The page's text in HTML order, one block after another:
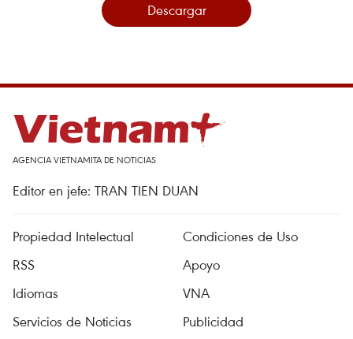
Descargar
AGENCIA VIETNAMITA DE NOTICIAS
Editor en jefe: TRAN TIEN DUAN
Propiedad Intelectual
Condiciones de Uso
RSS
Apoyo
Idiomas
VNA
Servicios de Noticias
Publicidad